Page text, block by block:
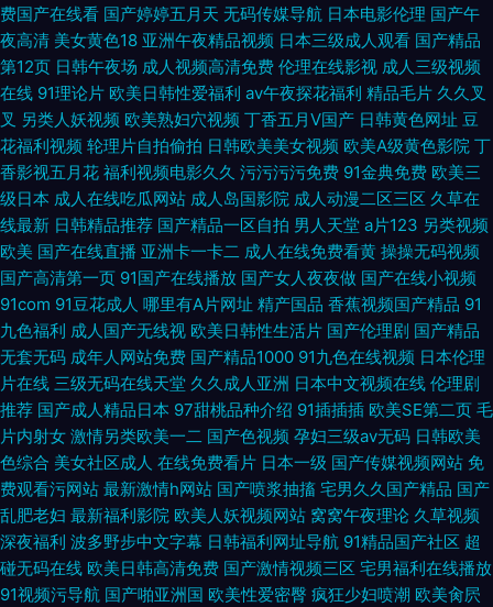
费国产在线看 国产婷婷五月天 无码传媒导航 日本电影伦理 国产午
夜高清 美女黄色18 亚洲午夜精品视频 日本三级成人观看 国产精品
第12页 日韩午夜场 成人视频高清免费 伦理在线影视 成人三级视频
在线 91理论片 欧美日韩性爱福利 av午夜探花福利 精品毛片 久久叉
叉 另类人妖视频 欧美熟妇穴视频 丁香五月V国产 日韩黄色网址 豆
花福利视频 轮理片自拍偷拍 日韩欧美美女视频 欧美A级黄色影院 丁
香影视五月花 福利视频电影久久 污污污污免费 91金典免费 欧美三
级日本 成人在线吃瓜网站 成人岛国影院 成人动漫二区三区 久草在
线最新 日韩精品推荐 国产精品一区自拍 男人天堂 a片123 另类视频
欧美 国产在线直播 亚洲卡一卡二 成人在线免费看黄 操操无码视频
国产高清第一页 91国产在线播放 国产女人夜夜做 国产在线小视频
91com 91豆花成人 哪里有A片网址 精产国品 香蕉视频国产精品 91
九色福利 成人国产无线视 欧美日韩性生活片 国产伦理剧 国产精品
无套无码 成年人网站免费 国产精品1000 91九色在线视频 日本伦理
片在线 三级无码在线天堂 久久成人亚洲 日本中文视频在线 伦理剧
推荐 国产成人精品日本 97甜桃品种介绍 91插插插 欧美SE第二页 毛
片内射女 激情另类欧美一二 国产色视频 孕妇三级av无码 日韩欧美
色综合 美女社区成人 在线免费看片 日本一级 国产传媒视频网站 免
费观看污网站 最新激情h网站 国产喷浆抽搐 宅男久久国产精品 国产
乱肥老妇 最新福利影院 欧美人妖视频网站 窝窝午夜理论 久草视频
深夜福利 波多野步中文字幕 日韩福利网址导航 91精品国产社区 超
碰无码在线 欧美日韩高清免费 国产激情视频三区 宅男福利在线播放
91视频污导航 国产啪亚洲国 欧美性爱密臀 疯狂少妇喷潮 欧美肏屄